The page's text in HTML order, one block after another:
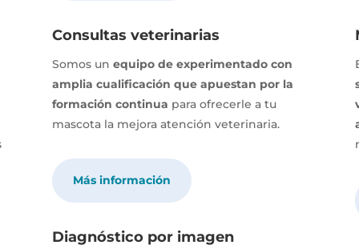
Consultas veterinarias
Somos un equipo de experimentado con
amplia cualificación que apuestan por la
formación continua para ofrecerle a tu
mascota la mejora atención veterinaria.
Más información
Diagnóstico por imagen